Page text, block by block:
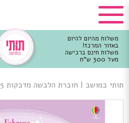
משלוח מהיום להיום
באזור המרכז!
משלוח חינם ברכישה
מעל 300 ש"ח
מרכזי
תותי במושב | חוברת הלבשה מדבקות 5+ נסיכות